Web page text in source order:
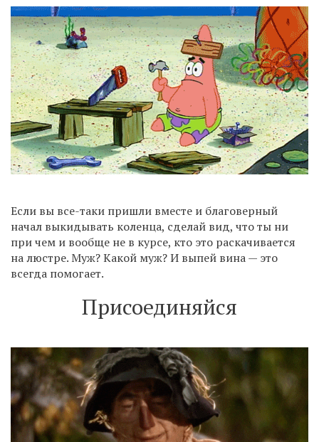
Если вы все-таки пришли вместе и благоверный
начал выкидывать коленца, сделай вид, что ты ни
при чем и вообще не в курсе, кто это раскачивается
на люстре. Муж? Какой муж? И выпей вина — это
всегда помогает.
Присоединяйся